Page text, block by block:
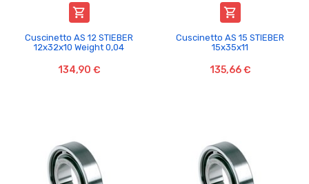

Cuscinetto AS 12 STIEBER
12x32x10 Weight 0,04
134,90 €

Cuscinetto AS 15 STIEBER
15x35x11
135,66 €